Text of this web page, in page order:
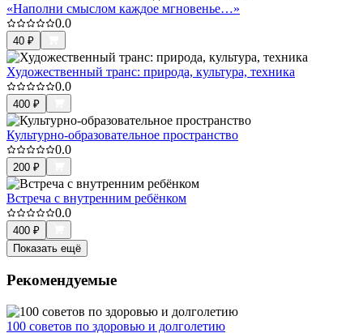
«Наполни смыслом каждое мгновенье…»
0.0
40 ₽
Художественный транс: природа, культура, техника
0.0
400 ₽
Культурно-образовательное пространство
0.0
200 ₽
Встреча с внутренним ребёнком
0.0
400 ₽
Показать ещё
Рекомендуемые
100 советов по здоровью и долголетию